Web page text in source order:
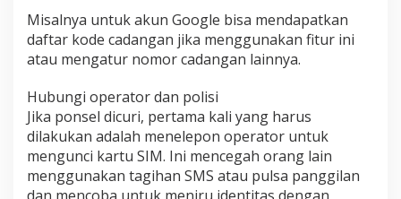
Misalnya untuk akun Google bisa mendapatkan
daftar kode cadangan jika menggunakan fitur ini
atau mengatur nomor cadangan lainnya.
Hubungi operator dan polisi
Jika ponsel dicuri, pertama kali yang harus
dilakukan adalah menelepon operator untuk
mengunci kartu SIM. Ini mencegah orang lain
menggunakan tagihan SMS atau pulsa panggilan